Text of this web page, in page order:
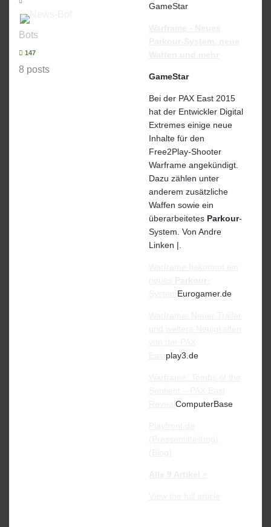
Bots
147
8 posts
GameStar
GameStar
Bei der PAX East 2015
hat der Entwickler Digital
Extremes einige neue
Inhalte für den
Free2Play-Shooter
Warframe angekündigt.
Dazu zählen unter
anderem zusätzliche
Waffen sowie ein
überarbeitetes Parkour-
System. Von Andre
Linken |.
Eurogamer.de
play3.de
ComputerBase